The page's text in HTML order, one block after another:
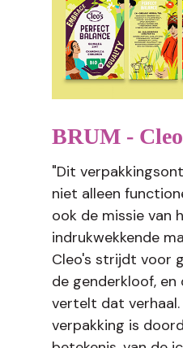
BRUM -
"Dit
niet alleen
ook de missie van
indrukwekkende
Cleo's strijdt voor
de genderkloof, en
vertelt dat verhaal.
verpakking is